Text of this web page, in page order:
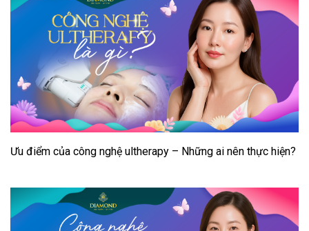
Ưu điểm của công nghệ ultherapy – Những ai nên thực hiện?